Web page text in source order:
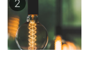
2